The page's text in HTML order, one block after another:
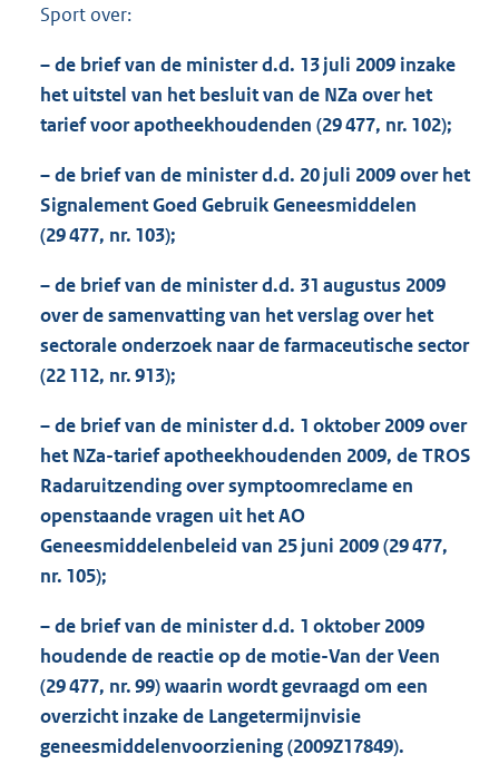
Sport over:
– de brief van de minister d.d. 13 juli 2009 inzake
het uitstel van het besluit van de NZa over het
tarief voor apotheekhoudenden (29 477, nr. 102);
– de brief van de minister d.d. 20 juli 2009 over het
Signalement Goed Gebruik Geneesmiddelen
(29 477, nr. 103);
– de brief van de minister d.d. 31 augustus 2009
over de samenvatting van het verslag over het
sectorale onderzoek naar de farmaceutische sector
(22 112, nr. 913);
– de brief van de minister d.d. 1 oktober 2009 over
het NZa-tarief apotheekhoudenden 2009, de TROS
Radaruitzending over symptoomreclame en
openstaande vragen uit het AO
Geneesmiddelenbeleid van 25 juni 2009 (29 477,
nr. 105);
– de brief van de minister d.d. 1 oktober 2009
houdende de reactie op de motie-Van der Veen
(29 477, nr. 99) waarin wordt gevraagd om een
overzicht inzake de Langetermijnvisie
geneesmiddelenvoorziening (2009Z17849).